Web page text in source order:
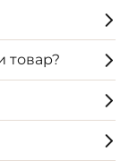
товар?